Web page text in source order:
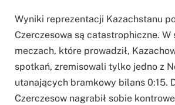
Wyniki reprezentacji Kazachstanu
Czerczesowa są catastrophiczne. W
meczach, które prowadził,
spotkań, zremisowali tylko jedno z
utanających bramkowy bilans 0:15.
Czerczesow nagrabił sobie